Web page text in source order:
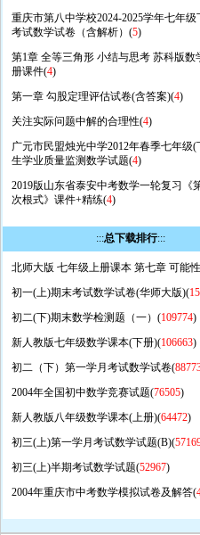
重庆市第八中学校2024-2025学年七年
考试数学试卷（含解析）(5)
第1章 全等三角形 小结与思考 苏科版数
册课件(4)
第一章 勾股定理评估试卷(含答案)(4)
关注实际问题中解的合理性(4)
广元市民盟烛光中学2012年春季七年级(
生学业质量监测数学试题(4)
2019版山东省泰安中考数学一轮复习《
次根式》课件+精练(4)
:::总下载排行:::
北师大版 七年级上册课本 第七章 可能
初一(上)期末考试数学试卷(华师大版)(
初二(下)期末数学检测题（一）(109774)
新人教版七年级数学课本(下册)(106663)
初二（下）第一学月考试数学试卷(
2004年全国初中数学竞赛试题(76505)
新人教版八年级数学课本(上册)(64472)
初三(上)第一学月考试数学试题(B)(
初三(上)半期考试数学试题(52967)
2004年重庆市中考数学模拟试卷及解答(